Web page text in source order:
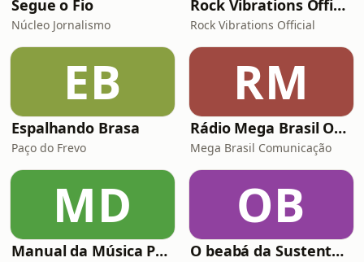
Segue o Fio
Núcleo Jornalismo
Rock Vibrations Official
Rock Vibrations Official
EB
Espalhando Brasa
Paço do Frevo
RM
Rádio Mega Brasil Online
Mega Brasil Comunicação
MD
Manual da Música Podcast
OB
O beabá da Sustentabilidade